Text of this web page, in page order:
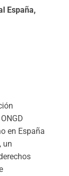
España,
en España
un